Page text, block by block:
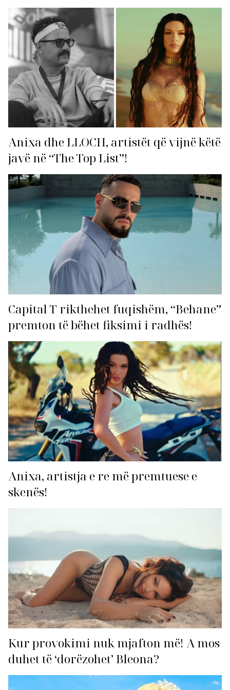
Anixa dhe LLOCH, artistët që vijnë këtë
javë në “The Top List”!
Capital T rikthehet fuqishëm, “Behane”
premton të bëhet fiksimi i radhës!
Anixa, artistja e re më premtuese e
skenës!
Kur provokimi nuk mjafton më! A mos
duhet të ‘dorëzohet’ Bleona?